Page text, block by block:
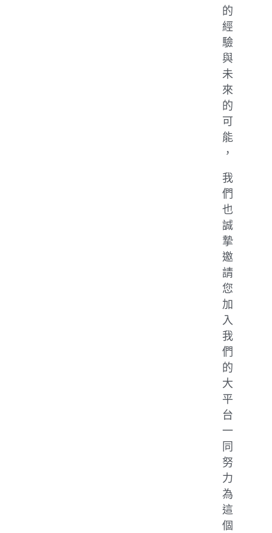
的
經
驗
與
未
來
的
可
能
，
我
們
也
誠
摯
邀
請
您
加
入
我
們
的
大
平
台
一
同
努
力
為
這
個